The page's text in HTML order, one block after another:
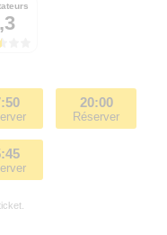
20:00
Réserver